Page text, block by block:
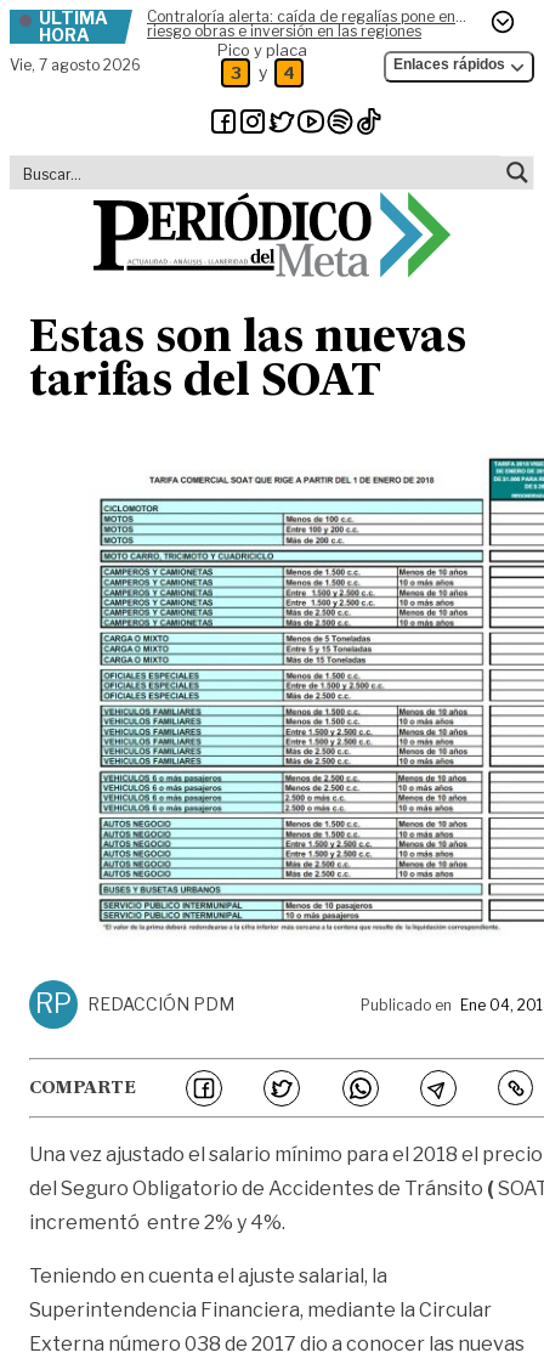
Skip to content
ÚLTIMA
HORA
Contraloría alerta: caída de regalías pone en
riesgo obras e inversión en las regiones
Vie, 7 agosto 2026
Pico y placa
3 y 4 Enlaces rápidos
Estas son las nuevas
tarifas del SOAT
RP REDACCIÓN PDM Publicado en Ene 04,
COMPARTE
Una vez ajustado el salario mínimo para el 2018 el precio
del Seguro Obligatorio de Accidentes de Tránsito (
incrementó entre 2% y 4%.
Teniendo en cuenta el ajuste salarial, la
Superintendencia Financiera, mediante la Circular
Externa número 038 de 2017 dio a conocer las nuevas